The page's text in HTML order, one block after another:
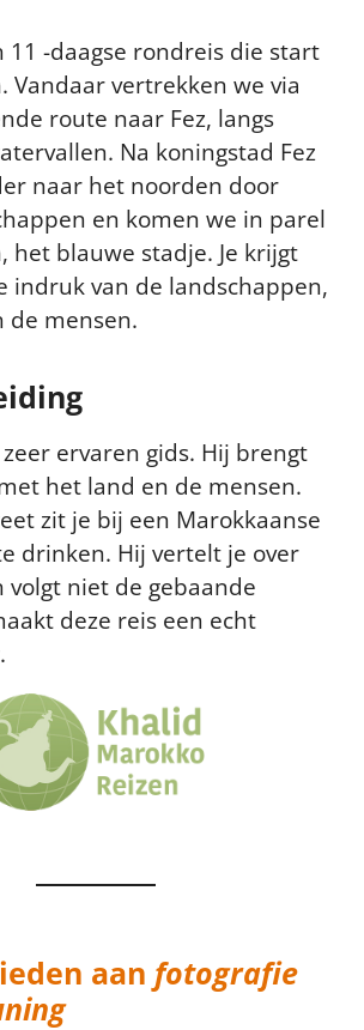
11 -daagse rondreis die start
Vandaar vertrekken we via
route naar Fez, langs
Na koningstad Fez
naar het noorden door
en komen we in parel
het blauwe stadje. Je krijgt
indruk van de landschappen,
de mensen.
ervaren gids. Hij brengt
het land en de mensen.
zit je bij een Marokkaanse
drinken. Hij vertelt je over
volgt niet de gebaande
deze reis een echt
aan fotografie